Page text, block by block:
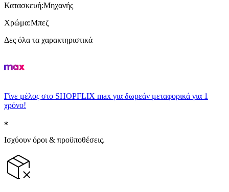
Κατασκευή:Μηχανής
Χρώμα:Μπεζ
Δες όλα τα χαρακτηριστικά
Γίνε μέλος στο SHOPFLIX max για δωρεάν μεταφορικά για 1
χρόνο!
Ισχύουν όροι & προϋποθέσεις.